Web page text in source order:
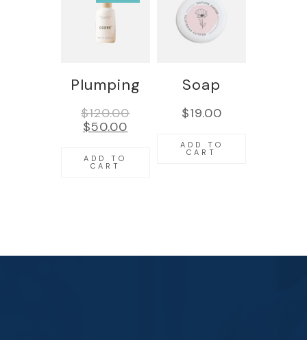
Plumping
$120.00
$50.00
ADD TO
CART
Soap
$19.00
ADD TO
CART